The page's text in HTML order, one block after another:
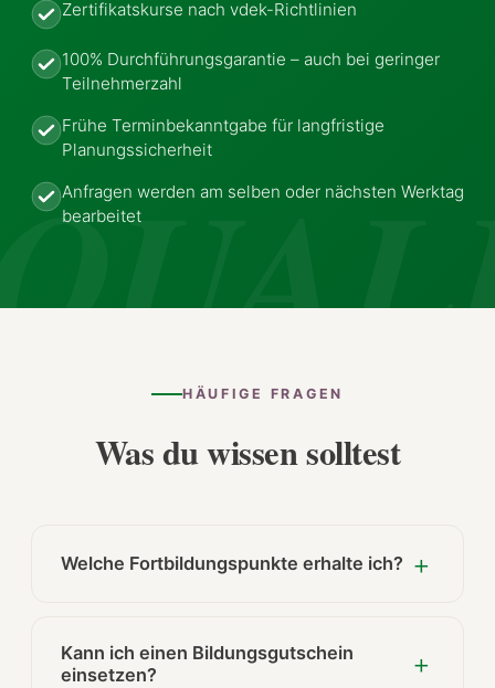
Zertifikatskurse nach vdek-Richtlinien
100% Durchführungsgarantie – auch bei geringer
Teilnehmerzahl
Frühe Terminbekanntgabe für langfristige
Planungssicherheit
Anfragen werden am selben oder nächsten Werktag
bearbeitet
HÄUFIGE FRAGEN
Was du wissen solltest
Welche Fortbildungspunkte erhalte ich?
Kann ich einen Bildungsgutschein
einsetzen?